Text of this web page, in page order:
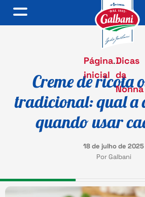
Página
inicial
.Dicas
da
Nonna
Creme de ricota
tradicional: qual a
quando usar
18 de julho de 2025
Por Galbani